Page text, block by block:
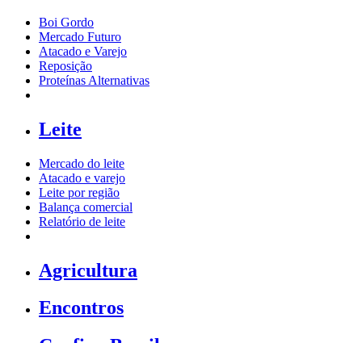
Boi Gordo
Mercado Futuro
Atacado e Varejo
Reposição
Proteínas Alternativas
Leite
Mercado do leite
Atacado e varejo
Leite por região
Balança comercial
Relatório de leite
Agricultura
Encontros